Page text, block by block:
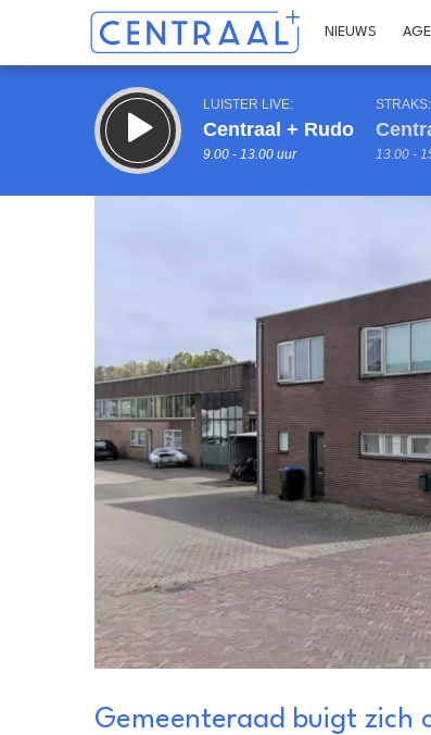
NIEUWS
LUISTER LIVE:
Centraal + Rudo
9.00 - 13.00 uur
STRAKS:
13.00 -
Gemeenteraad buigt zich